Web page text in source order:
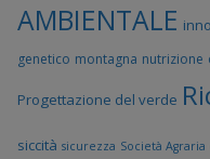
AMBIENTALE
genetico montagna nutrizione
Progettazione del verde
siccità sicurezza Società